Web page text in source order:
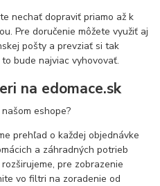
nechať dopraviť priamo až k
Pre doručenie môžete využiť aj
pošty a prevziať si tak
bude najviac vyhovovať.
na edomace.sk
eshope?
prehľad o každej objednávke
a záhradných potrieb
pre zobrazenie
vo filtri na zoradenie od